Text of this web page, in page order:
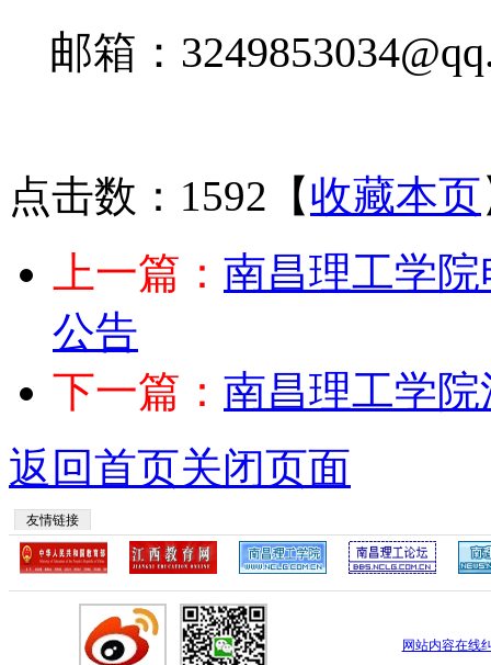
邮箱：
点击数：1592 【收藏本页
上一篇： 南昌理工学
公告
下一篇： 南昌理工学
返回首页关闭页面
友情链接
网站内容在线